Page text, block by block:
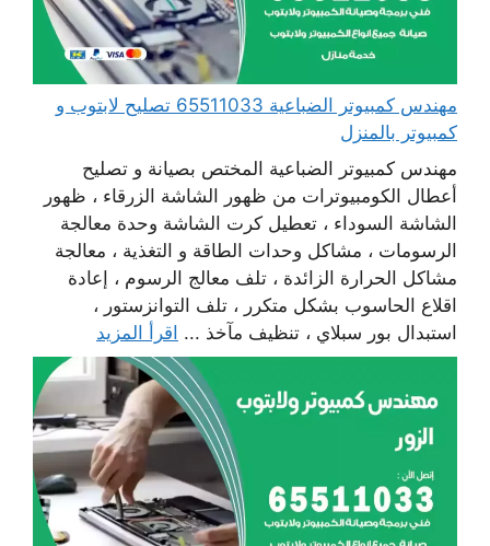
مهندس كمبيوتر الضباعية 65511033 تصليح لابتوب و
كمبيوتر بالمنزل
مهندس كمبيوتر الضباعية المختص بصيانة و تصليح
أعطال الكومبيوترات من ظهور الشاشة الزرقاء ، ظهور
الشاشة السوداء ، تعطيل كرت الشاشة وحدة معالجة
الرسومات ، مشاكل وحدات الطاقة و التغذية ، معالجة
مشاكل الحرارة الزائدة ، تلف معالج الرسوم ، إعادة
اقلاع الحاسوب بشكل متكرر ، تلف التوانزستور ،
استبدال بور سبلاي ، تنظيف مآخذ ... اقرأ المزيد